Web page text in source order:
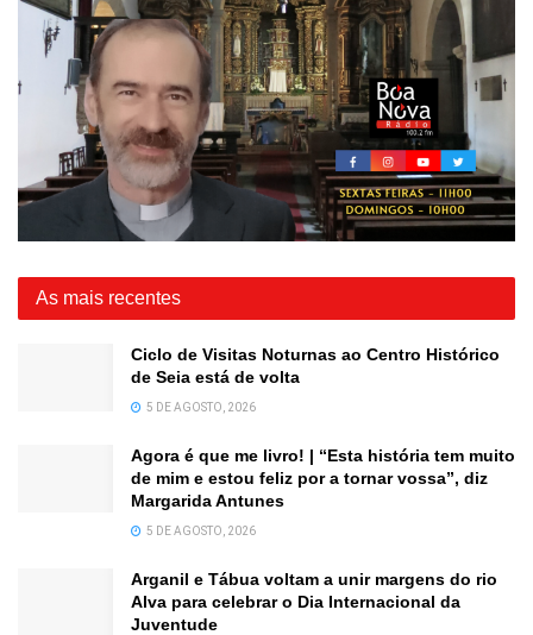
As mais recentes
Ciclo de Visitas Noturnas ao Centro Histórico
de Seia está de volta
5 DE AGOSTO, 2026
Agora é que me livro! | “Esta história tem muito
de mim e estou feliz por a tornar vossa”, diz
Margarida Antunes
5 DE AGOSTO, 2026
Arganil e Tábua voltam a unir margens do rio
Alva para celebrar o Dia Internacional da
Juventude